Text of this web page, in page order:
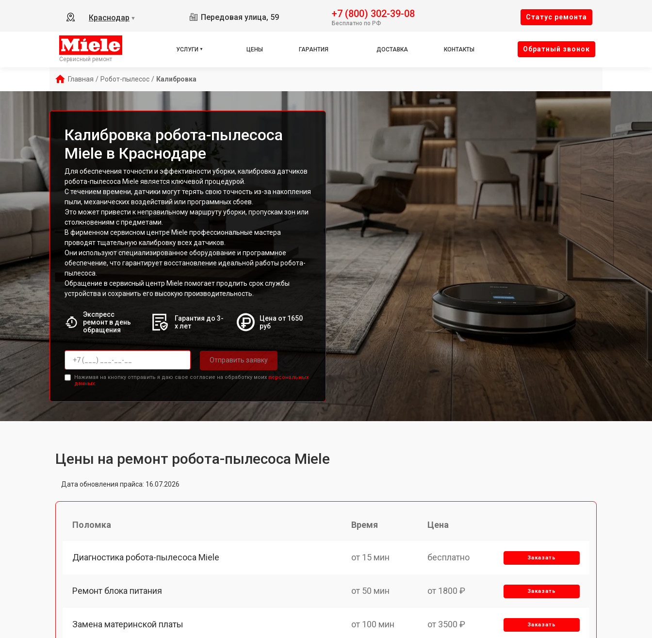
Краснодар ▼ Передовая улица, 59 +7 (800) 302-39-08
Бесплатно по РФ
Cтатус ремонта
Сервисный ремонт
УСЛУГИ ЦЕНЫ ГАРАНТИЯ ДОСТАВКА КОНТАКТЫ Oбратный звонок
Главная / Робот-пылесос / Калибровка
Калибровка робота-пылесоса
Miele в Краснодаре
Для обеспечения точности и эффективности уборки, калибровка датчиков
робота-пылесоса Miele является ключевой процедурой.
С течением времени, датчики могут терять свою точность из-за накопления
пыли, механических воздействий или программных сбоев.
Это может привести к неправильному маршруту уборки, пропускам зон или
столкновениям с предметами.
В фирменном сервисном центре Miele профессиональные мастера
проводят тщательную калибровку всех датчиков.
Они используют специализированное оборудование и программное
обеспечение, что гарантирует восстановление идеальной работы робота-
пылесоса.
Обращение в сервисный центр Miele помогает продлить срок службы
устройства и сохранить его высокую производительность.
Экспресс
ремонт в день
обращения
Гарантия до 3-
х лет
Цена от 1650
руб
Отправить заявку
Нажимая на кнопку отправить я даю свое согласие на обработку моих персональных
данных.
Цены на ремонт робота-пылесоса Miele
Дата обновления прайса: 16.07.2026
Поломка Время Цена
Диагностика робота-пылесоса Miele от 15 мин бесплатно Заказать
Ремонт блока питания от 50 мин от 1800 ₽ Заказать
Замена материнской платы от 100 мин от 3500 ₽ Заказать